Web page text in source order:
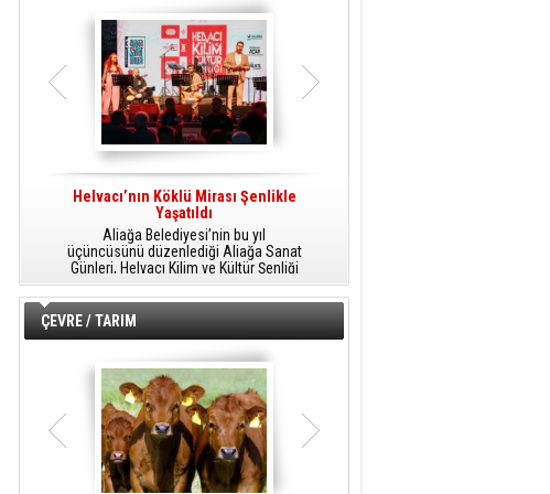
Helvacı’nın Köklü Mirası Şenlikle
Yaşatıldı
Aliağa Belediyesi’nin bu yıl
üçüncüsünü düzenlediği Aliağa Sanat
Günleri, Helvacı Kilim ve Kültür Şenliği
ile Helvacı’da renkli bir güne sahne
oldu.
birbirinden renkli etkinliklerle devam
ÇEVRE / TARIM